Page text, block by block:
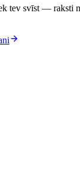
tev svīst — raksti